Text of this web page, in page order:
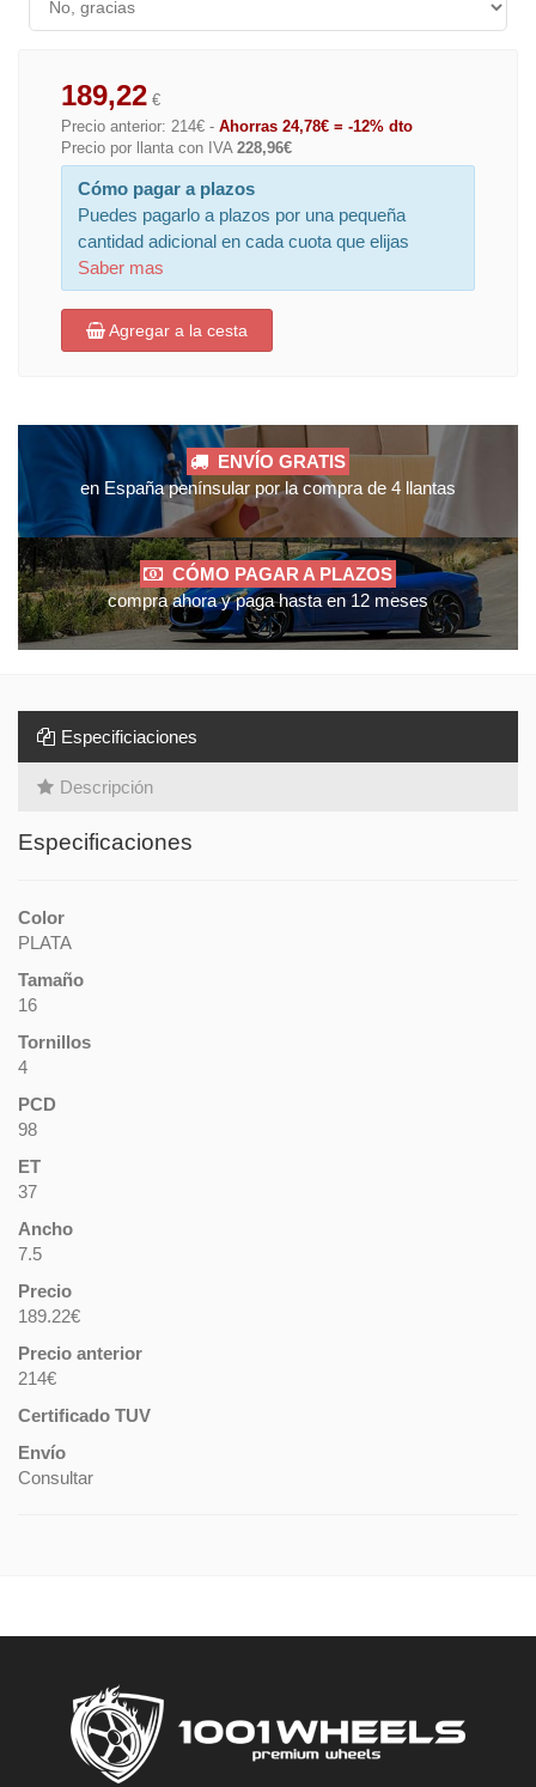
189,22 €
Precio anterior: 214€ - Ahorras 24,78€ = -12% dto
Precio por llanta con IVA 228,96€
Cómo pagar a plazos
Puedes pagarlo a plazos por una pequeña
cantidad adicional en cada cuota que elijas
Saber mas
Agregar a la cesta
ENVÍO GRATIS
en España penínsular por la compra de 4 llantas
CÓMO PAGAR A PLAZOS
compra ahora y paga hasta en 12 meses
Especificiaciones
Descripción
Especificaciones
Color
PLATA
Tamaño
16
Tornillos
4
PCD
98
ET
37
Ancho
7.5
Precio
189.22€
Precio anterior
214€
Certificado TUV
Envío
Consultar